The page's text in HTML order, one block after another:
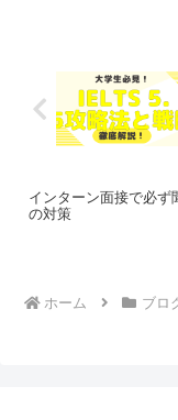
インターン面接で必ず
の対策
ホーム ブロ